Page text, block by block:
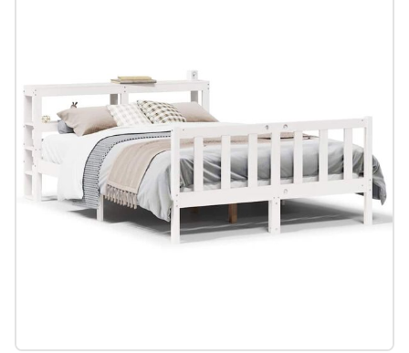
#sharemevidaxl